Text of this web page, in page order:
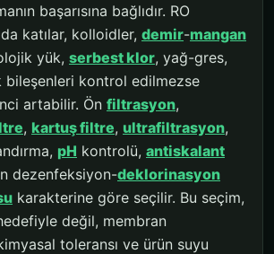
başarısına bağlıdır. RO
katılar, kolloidler, demir-mangan
yük, serbest klor, yağ-gres,
bileşenleri kontrol edilmezse
artabilir. Ön filtrasyon,
, kartuş filtre, ultrafiltrasyon,
pH kontrolü, antiskalant
dezenfeksiyon-deklorinasyon
karakterine göre seçilir. Bu seçim,
değil, membran
toleransı ve ürün suyu